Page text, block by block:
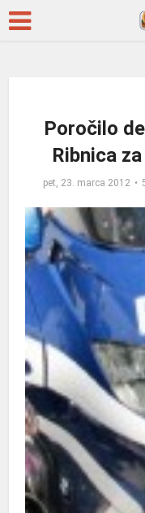
Poročilo
Ribnica
pet, 23. marca 2012